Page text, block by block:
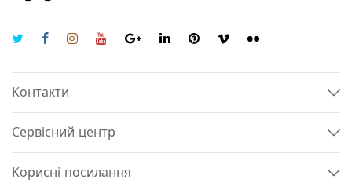
Контакти
Сервісний центр
Корисні посилання